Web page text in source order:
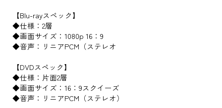
【Blu-rayスペック】
◆仕様：2層
◆画面サイズ：1080p 16：9
◆音声：リニアPCM（ステレオ
【DVDスペック】
◆仕様：片面2層
◆画面サイズ：16：9スクイーズ
◆音声：リニアPCM（ステレオ）